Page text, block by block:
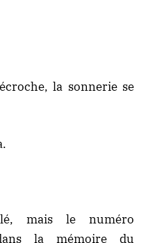
la sonnerie se
mais le numéro
la mémoire du